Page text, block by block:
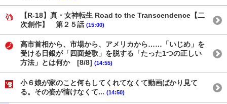
【R-18】真・女神転生 Road to the Transcendence【二
次創作】 第２５話 (15:00)
高市首相から、市場から、アメリカから……「いじめ」を
受ける日銀が「四面楚歌」を脱する「たった1つの正しい
方法」とは何か [8/8] (14:55)
小６娘が家のこと何もしてくれてなくて動画ばかり見て
る。その姿が情けなくて... (14:50)